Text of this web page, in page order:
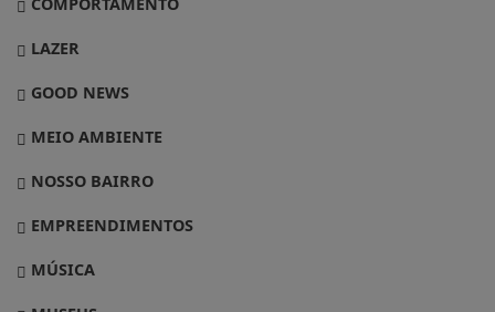
LAZER
GOOD NEWS
MEIO AMBIENTE
NOSSO BAIRRO
EMPREENDIMENTOS
MÚSICA